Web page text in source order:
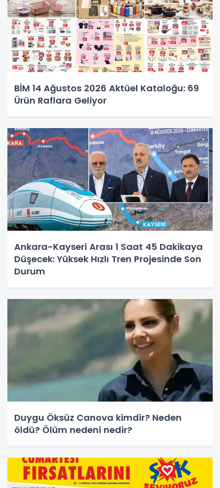
BİM 14 Ağustos 2026 Aktüel Kataloğu: 69
Ürün Raflara Geliyor
Ankara-Kayseri Arası 1 Saat 45 Dakikaya
Düşecek: Yüksek Hızlı Tren Projesinde Son
Durum
Duygu Öksüz Canova kimdir? Neden
öldü? Ölüm nedeni nedir?